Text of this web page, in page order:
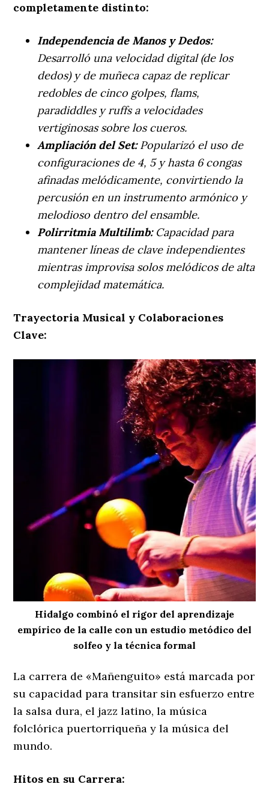
completamente distinto:
Independencia de Manos y Dedos:
Desarrolló una velocidad digital (de los
dedos) y de muñeca capaz de replicar
redobles de cinco golpes, flams,
paradiddles y ruffs a velocidades
vertiginosas sobre los cueros.
Ampliación del Set:Popularizó el uso de
configuraciones de 4, 5 y hasta 6 congas
afinadas melódicamente, convirtiendo la
percusión en un instrumento armónico y
melodioso dentro del ensamble.
Polirritmia Multilimb:Capacidad para
mantener líneas de clave independientes
mientras improvisa solos melódicos de alta
complejidad matemática.
Trayectoria Musical y Colaboraciones
Clave:
Hidalgo combinó el rigor del aprendizaje
empírico de la calle con un estudio metódico del
solfeo y la técnica formal
La carrera de «Mañenguito» está marcada por
su capacidad para transitar sin esfuerzo entre
la salsa dura, el jazz latino, la música
folclórica puertorriqueña y la música del
mundo.
Hitos en su Carrera: